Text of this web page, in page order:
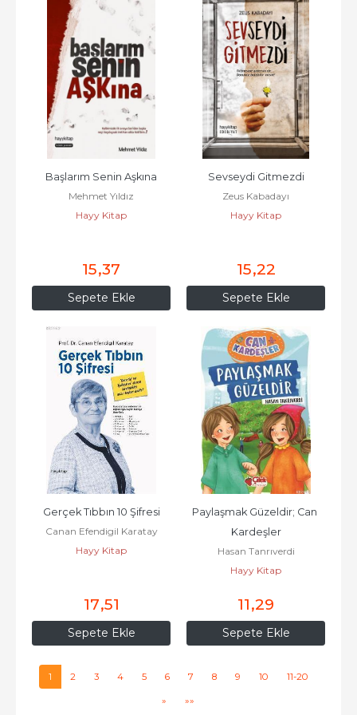
Sepete Ekle
Başlarım Senin Aşkına
Mehmet Yıldız
Hayy Kitap
15,37
Sepete Ekle
Sevseydi Gitmezdi
Zeus Kabadayı
Hayy Kitap
15,22
Sepete Ekle
Gerçek Tıbbın 10 Şifresi
Canan Efendigil Karatay
Hayy Kitap
17,51
Sepete Ekle
Paylaşmak Güzeldir; Can
Kardeşler
Hasan Tanrıverdi
Hayy Kitap
11,29
1 2 3 4 5 6 7 8 9 10 11-20
» »»